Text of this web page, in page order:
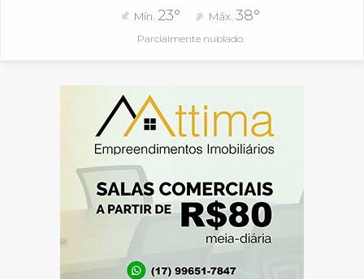
Mín. 23° Máx.38°
Parcialmente nublado